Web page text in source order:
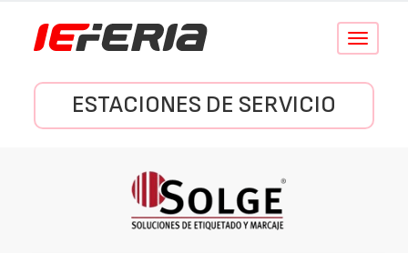
Conmutar
ESTACIONES DE SERVICIO